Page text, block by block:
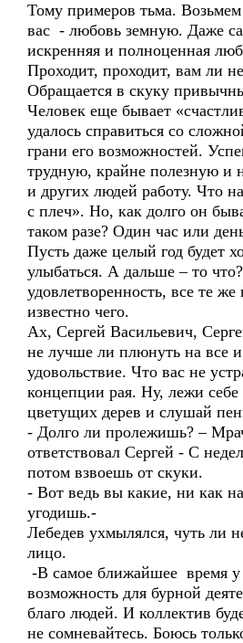
Тому примеров тьма.
вас - любовь земную. Даже
искренняя и полноценная
Проходит, проходит, вам ли
Обращается в скуку
Человек еще бывает
удалось справиться со
грани его возможностей.
трудную, крайне полезную и
и других людей работу. Что
с плеч». Но, как долго он
таком разе? Один час или
Пусть даже целый год будет
улыбаться. А дальше – то
удовлетворенность, все те
известно чего.
Ах, Сергей Васильевич,
не лучше ли плюнуть на все
удовольствие. Что вас не
концепции рая. Ну, лежи себе
цветущих дерев и слушай
- Долго ли пролежишь? –
ответствовал Сергей - С
потом взвоешь от скуки.
- Вот ведь вы какие, ни как
угодишь.-
Лебедев ухмылялся, чуть ли
лицо.
-В самое ближайшее время у
возможность для бурной
благо людей. И коллектив
не сомневайтесь. Боюсь